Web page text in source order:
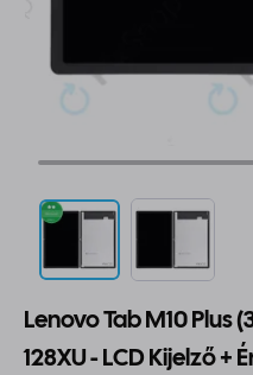
Lenovo Tab M10 Plus
128XU - LCD Kijelző +